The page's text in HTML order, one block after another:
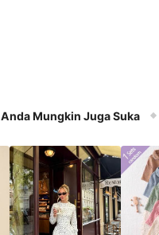
Anda Mungkin Juga Suka